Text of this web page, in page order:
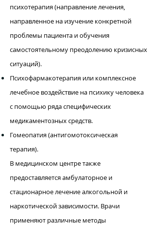
психотерапия (направление лечения,
направленное на изучение конкретной
проблемы пациента и обучения
самостоятельному преодолению кризисных
ситуаций).
Психофармакотерапия или комплексное
лечебное воздействие на психику человека
с помощью ряда специфических
медикаментозных средств.
Гомеопатия (антигомотоксическая
терапия).
​В медицинском центре также
предоставляется амбулаторное и
стационарное лечение алкогольной и
наркотической зависимости. Врачи
применяют различные методы